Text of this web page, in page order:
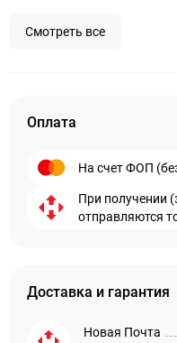
Смотреть все
Оплата
На счет ФОП
При получении
отправляются
Доставка и гарантия
Новая Почта